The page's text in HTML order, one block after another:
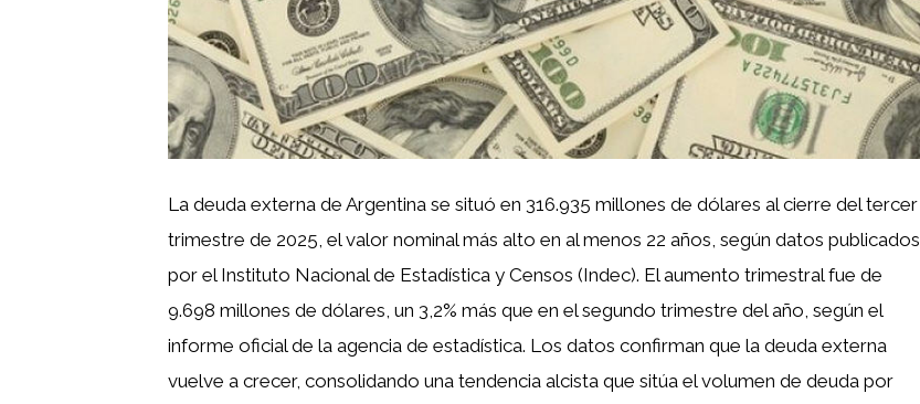
La deuda externa de Argentina se situó en 316.935 millones de dólares al cierre del tercer
trimestre de 2025, el valor nominal más alto en al menos 22 años, según datos publicados
por el Instituto Nacional de Estadística y Censos (Indec). El aumento trimestral fue de
9.698 millones de dólares, un 3,2% más que en el segundo trimestre del año, según el
informe oficial de la agencia de estadística. Los datos confirman que la deuda externa
vuelve a crecer, consolidando una tendencia alcista que sitúa el volumen de deuda por